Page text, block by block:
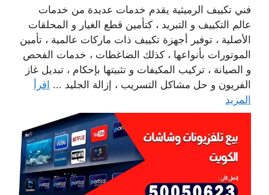
فني تكييف الرميثية يقدم خدمات عديدة من خدمات
عالم التكييف و التبريد ، كتأمين قطع الغيار و المحلقات
الأصلية ، توفير أجهزة تكييف ذات ماركات عالمية ، تأمين
الموتورات بأنواعها ، كذلك الضاغطات ، خدمات الفحص
و الصيانة ، تركيب المكيفات و تثبيتها بإحكام ، تبديل غاز
الفريون و حل مشاكل التسريب ، إزالة الجليد ... اقرأ
المزيد